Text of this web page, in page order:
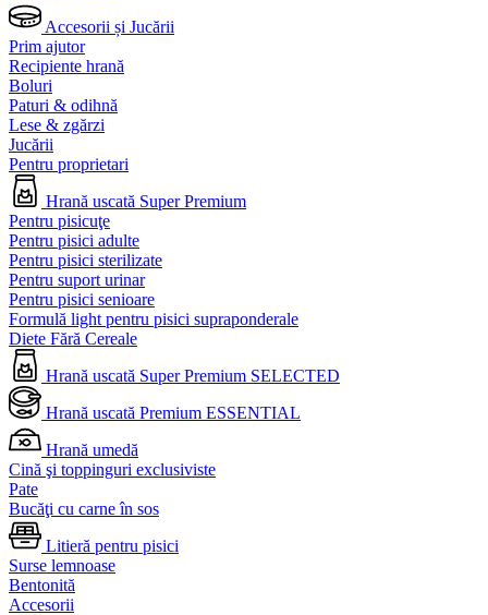
Accesorii și Jucării
Prim ajutor
Recipiente hrană
Boluri
Paturi & odihnă
Lese & zgărzi
Jucării
Pentru proprietari
Hrană uscată Super Premium
Pentru pisicuţe
Pentru pisici adulte
Pentru pisici sterilizate
Pentru suport urinar
Pentru pisici senioare
Formulă light pentru pisici supraponderale
Diete Fără Cereale
Hrană uscată Super Premium SELECTED
Hrană uscată Premium ESSENTIAL
Hrană umedă
Cină şi toppinguri exclusiviste
Pate
Bucăţi cu carne în sos
Litieră pentru pisici
Surse lemnoase
Bentonită
Accesorii